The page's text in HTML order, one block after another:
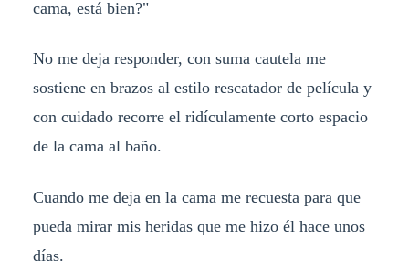
cama, está bien?"
No me deja responder, con suma cautela me
sostiene en brazos al estilo rescatador de película y
con cuidado recorre el ridículamente corto espacio
de la cama al baño.
Cuando me deja en la cama me recuesta para que
pueda mirar mis heridas que me hizo él hace unos
días.